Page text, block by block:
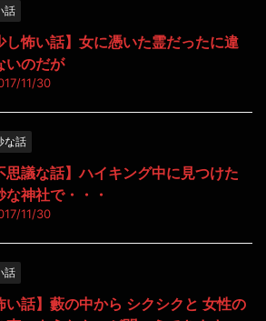
話
し怖い話】女に憑いた霊だったに違
いのだが
11/30
な話
思議な話】ハイキング中に見つけた
な神社で・・・
11/30
話
い話】藪の中から シクシクと 女性の